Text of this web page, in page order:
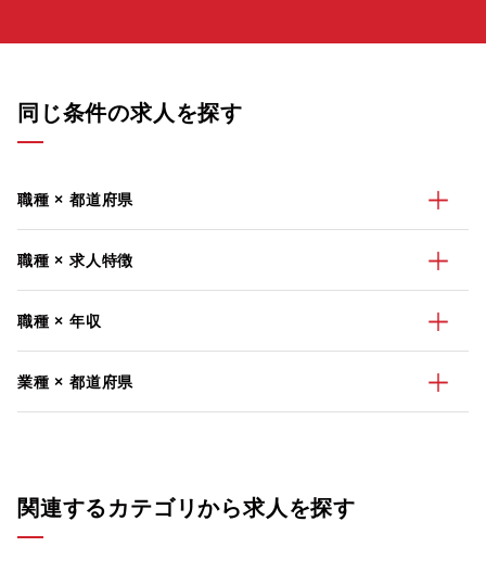
同じ条件の求人を探す
職種 × 都道府県
職種 × 求人特徴
職種 × 年収
業種 × 都道府県
関連するカテゴリから求人を探す